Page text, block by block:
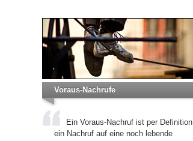
Voraus-Nachrufe
Ein Voraus-Nachruf ist per Definition
ein Nachruf auf eine noch lebende